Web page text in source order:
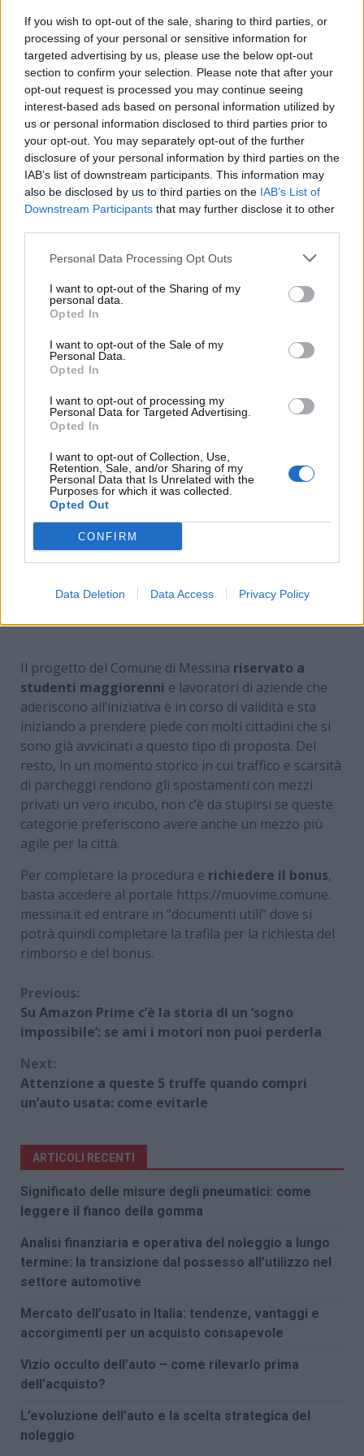
If you wish to opt-out of the sale, sharing to third parties, or
processing of your personal or sensitive information for
targeted advertising by us, please use the below opt-out
section to confirm your selection. Please note that after your
opt-out request is processed you may continue seeing
interest-based ads based on personal information utilized by
us or personal information disclosed to third parties prior to
your opt-out. You may separately opt-out of the further
disclosure of your personal information by third parties on the
IAB’s list of downstream participants. This information may
also be disclosed by us to third parties on the IAB’s List of
Downstream Participants that may further disclose it to other
Personal Data Processing Opt Outs
I want to opt-out of the Sharing of my
personal data.
Opted In
I want to opt-out of the Sale of my
Personal Data.
Opted In
I want to opt-out of processing my
Personal Data for Targeted Advertising.
Opted In
I want to opt-out of Collection, Use,
Retention, Sale, and/or Sharing of my
Personal Data that Is Unrelated with the
Purposes for which it was collected.
Opted Out
CONFIRM
Data Deletion Data Access Privacy Policy
vantaggioso veicoli di questo tipo in accordo con
un’iniziativa delMinistero dell’Ambiente. Vediamo
i dettaglie cerchiamo di capire se anche alcuni di voi
lettori potranno avere accesso a questa interessante
misura ambientalista.
Bici e monopattini al 50%,
dove si può fare
La misura del MDA
prevede il rimborso al
elettrico del 50% con un tetto massimo di spesa pari
a 560 euro per il primo mezzo e fino ad un massimo
di 26o euro per il secondo. L’iniziativa per il
momento è stata però lanciata in un solo comune
italiano in attesa che si diffonda in altri.
Monopattini, ecco la verità sul bonus –
Il progetto del Comune di Messina riservato a
studenti maggiorenni e lavoratori di aziende che
aderiscono all’iniziativa è in corso di validità e sta
iniziando a prendere piede con molti cittadini che si
sono già avvicinati a questo tipo di proposta. Del
resto, in un momento storico in cui traffico e scarsità
di parcheggi rendono gli spostamenti con mezzi
privati un vero incubo, non c’è da stupirsi se queste
categorie preferiscono avere anche un mezzo più
agile per la città.
Per completare la procedura e richiedere il bonus,
basta accedere al portale https://muovime.comune.
messina.it ed entrare in “documenti utili” dove si
potrà quindi completare la trafila per la richiesta del
rimborso e del bonus.
Continue
Reading
Previous:
Su Amazon Prime c’è la storia di un ‘sogno
impossibile’: se ami i motori non puoi perderla
Next:
Attenzione a queste 5 truffe quando compri
un’auto usata: come evitarle
ARTICOLI RECENTI
Significato delle misure degli pneumatici: come
leggere il fianco della gomma
Analisi finanziaria e operativa del noleggio a lungo
termine: la transizione dal possesso all’utilizzo nel
settore automotive
Mercato dell’usato in Italia: tendenze, vantaggi e
accorgimenti per un acquisto consapevole
Vizio occulto dell’auto – come rilevarlo prima
dell’acquisto?
L’evoluzione dell’auto e la scelta strategica del
noleggio